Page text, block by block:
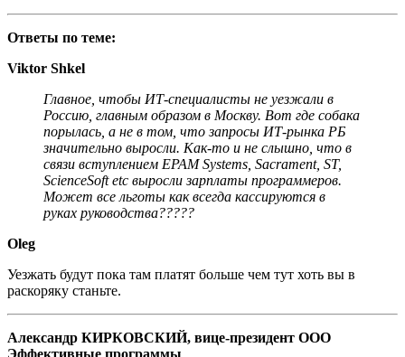
Ответы по теме:
Viktor Shkel
Главное, чтобы ИТ-специалисты не уезжали в
Россию, главным образом в Москву. Вот где собака
порылась, а не в том, что запросы ИТ-рынка РБ
значительно выросли. Как-то и не слышно, что в
связи вступлением EPAM Systems, Sacrament, ST,
ScienceSoft etc выросли зарплаты программеров.
Может все льготы как всегда кассируются в
руках руководства?????
Оleg
Уезжать будут пока там платят больше чем тут хоть вы в
раскоряку станьте.
Александр КИРКОВСКИЙ, вице-президент ООО